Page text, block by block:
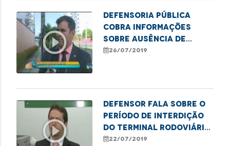
play_circle_outline
Defensoria Pública
cobra informações
sobre ausência de
abrigos em paradas de
26/07/2019
play_circle_outline
Defensor fala sobre o
período de interdição
do Terminal Rodoviário
da capital
22/07/2019